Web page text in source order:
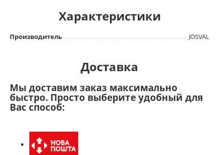
Характеристики
Производитель JOSVAL
Доставка
Мы доставим заказ максимально
быстро. Просто выберите удобный для
Вас способ: